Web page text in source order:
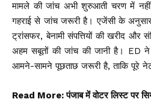
मामले की जांच अभी शुरुआती चरण में
गहराई से जांच जरूरी है। एजेंसी के
ट्रांसफर, बेनामी संपत्तियों की खरीद और
अहम सबूतों की जांच की जानी है। ED
आमने-सामने पूछताछ जरूरी है, ताकि पूरे
Read More:पंजाब में वोटर लिस्ट पर